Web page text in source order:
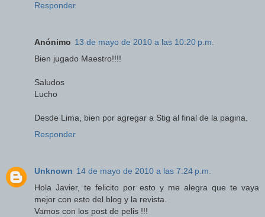
Responder
Anónimo 13 de mayo de 2010 a las 10:20 p.m.
Bien jugado Maestro!!!!
Saludos
Lucho
Desde Lima, bien por agregar a Stig al final de la pagina.
Responder
Unknown 14 de mayo de 2010 a las 7:24 p.m.
Hola Javier, te felicito por esto y me alegra que te vaya
mejor con esto del blog y la revista.
Vamos con los post de pelis !!!